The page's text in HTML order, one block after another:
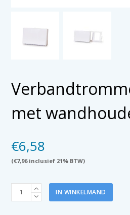
met
€6,58
(€7,96inclusief 21% BTW)
Verbandtrommel
B
IN WINKELMAND